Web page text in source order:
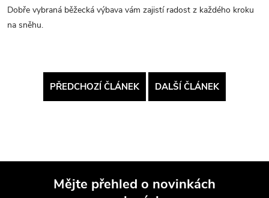
Dobře vybraná běžecká výbava vám zajistí radost z každého kroku
na sněhu.
PŘEDCHOZÍ ČLÁNEK DALŠÍ ČLÁNEK
Mějte přehled o novinkách